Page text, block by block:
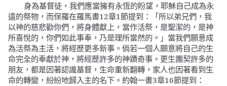
身為基督徒，我們應當擁有永恆的盼望，耶穌自己成為永
遠的祭物，而保羅在羅馬書12章1節提到：
「所以弟兄們，我
以神的慈悲勸你們，將身體獻上，當作活祭，是聖潔的，是神
所喜悅的，你們如此事奉，乃是理所當然的。」 當我們願意成
為活祭為主活，將經歷更多新事。倘若一個人願意將自己的生
命完全的奉獻於神，將經歷許多的神蹟奇事。更生團契許多的
朋友，都是因著認識基督，生命重新翻轉，家人也因著看到生
命的轉變，紛紛地歸入主的名下。約翰一書3章16節提到：